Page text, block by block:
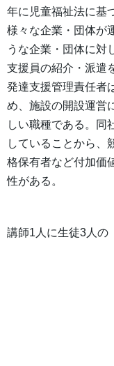
年に児童福祉法に基
様々な企業・団体が
うな企業・団体に対
支援員の紹介・派遣
発達支援管理責任者
め、施設の開設運営
しい職種である。同
していることから、
格保有者など付加価
性がある。
講師1人に生徒3人の